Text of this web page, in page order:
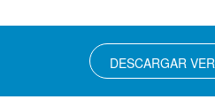
DESCARGAR